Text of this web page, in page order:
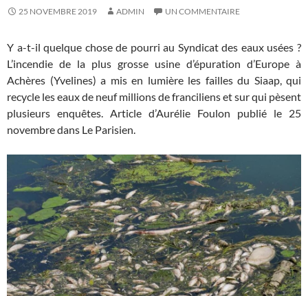
25 NOVEMBRE 2019 ADMIN UN COMMENTAIRE
Y a-t-il quelque chose de pourri au Syndicat des eaux usées ?
L’incendie de la plus grosse usine d’épuration d’Europe à
Achères (Yvelines) a mis en lumière les failles du Siaap, qui
recycle les eaux de neuf millions de franciliens et sur qui pèsent
plusieurs enquêtes. Article d’Aurélie Foulon publié le 25
novembre dans Le Parisien.